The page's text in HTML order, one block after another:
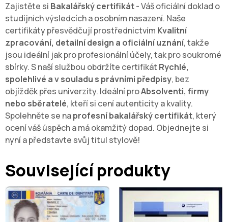
Zajistěte si Bakalářský certifikát- Váš oficiální doklad o
studijních výsledcích a osobním nasazení. Naše
certifikáty přesvědčují prostřednictvím Kvalitní
zpracování, detailní design a oficiální uznání, takže
jsou ideální jak pro profesionální účely, tak pro soukromé
sbírky. S naší službou obdržíte certifikát Rychlé,
spolehlivé a v souladu s právními předpisy, bez
objížděk přes univerzity. Ideální proAbsolventi, firmy
nebo sběratelé, kteří si cení autenticity a kvality.
Spolehněte se naprofesní bakalářský certifikát, který
ocení váš úspěch a má okamžitý dopad. Objednejte si
nyní a představte svůj titul stylově!
Související produkty